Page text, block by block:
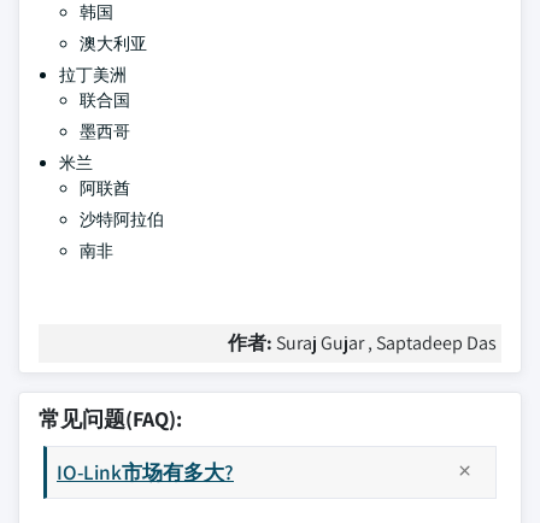
韩国
澳大利亚
拉丁美洲
联合国
墨西哥
米兰
阿联酋
沙特阿拉伯
南非
作者: Suraj Gujar , Saptadeep Das
常见问题(FAQ):
IO-Link市场有多大?